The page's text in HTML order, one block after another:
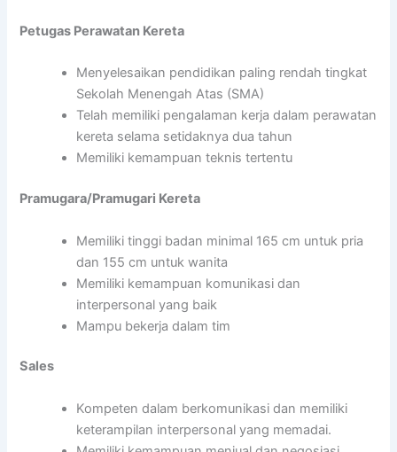
Petugas Perawatan Kereta
Menyelesaikan pendidikan paling rendah tingkat
Sekolah Menengah Atas (SMA)
Telah memiliki pengalaman kerja dalam perawatan
kereta selama setidaknya dua tahun
Memiliki kemampuan teknis tertentu
Pramugara/Pramugari Kereta
Memiliki tinggi badan minimal 165 cm untuk pria
dan 155 cm untuk wanita
Memiliki kemampuan komunikasi dan
interpersonal yang baik
Mampu bekerja dalam tim
Sales
Kompeten dalam berkomunikasi dan memiliki
keterampilan interpersonal yang memadai.